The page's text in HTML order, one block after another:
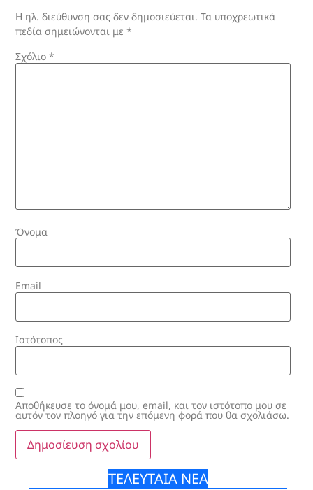
Η ηλ. διεύθυνση σας δεν δημοσιεύεται. Τα υποχρεωτικά
πεδία σημειώνονται με*
Σχόλιο*
Όνομα
Email
Ιστότοπος
Αποθήκευσε το όνομά μου, email, και τον ιστότοπο μου σε
αυτόν τον πλοηγό για την επόμενη φορά που θα σχολιάσω.
ΤΕΛΕΥΤΑΙΑ ΝΕΑ